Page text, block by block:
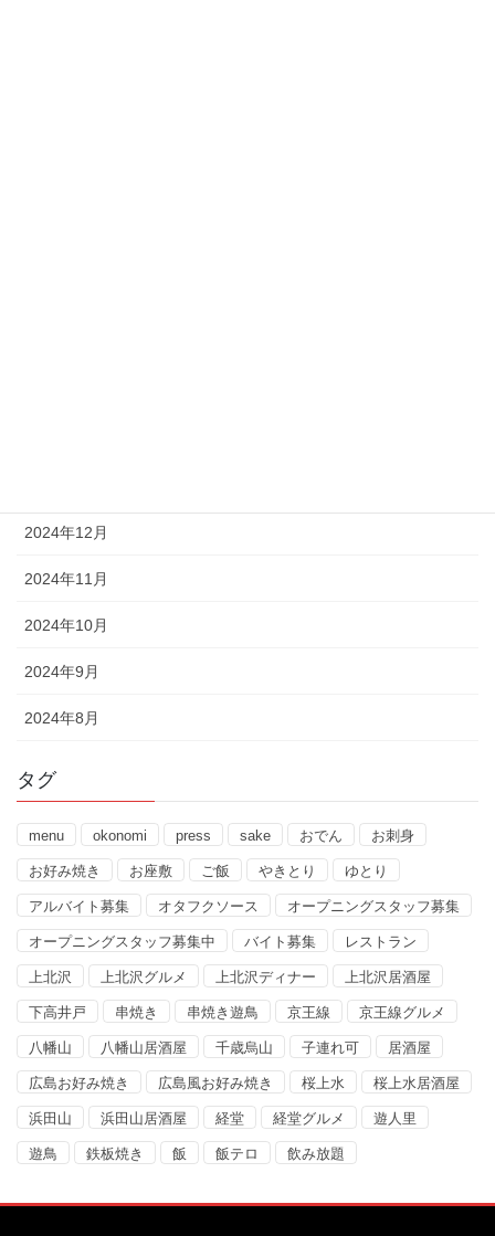
2024年12月
2024年11月
2024年10月
2024年9月
2024年8月
タグ
menu okonomi press sake おでん お刺身
お好み焼き お座敷 ご飯 やきとり ゆとり
アルバイト募集 オタフクソース オープニングスタッフ募集
オープニングスタッフ募集中 バイト募集 レストラン
上北沢 上北沢グルメ 上北沢ディナー 上北沢居酒屋
下高井戸 串焼き 串焼き遊鳥 京王線 京王線グルメ
八幡山 八幡山居酒屋 千歳烏山 子連れ可 居酒屋
広島お好み焼き 広島風お好み焼き 桜上水 桜上水居酒屋
浜田山 浜田山居酒屋 経堂 経堂グルメ 遊人里
遊鳥 鉄板焼き 飯 飯テロ 飲み放題